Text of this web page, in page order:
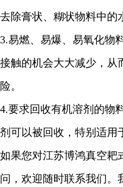
去除膏状、糊状物料中的
3.易燃、易爆、易氧化物
接触的机会大大减少，从
险。
4.要求回收有机溶剂的物
剂可以被回收，特别适用
如果您对江苏博鸿真空耙
问，欢迎随时联系我们。